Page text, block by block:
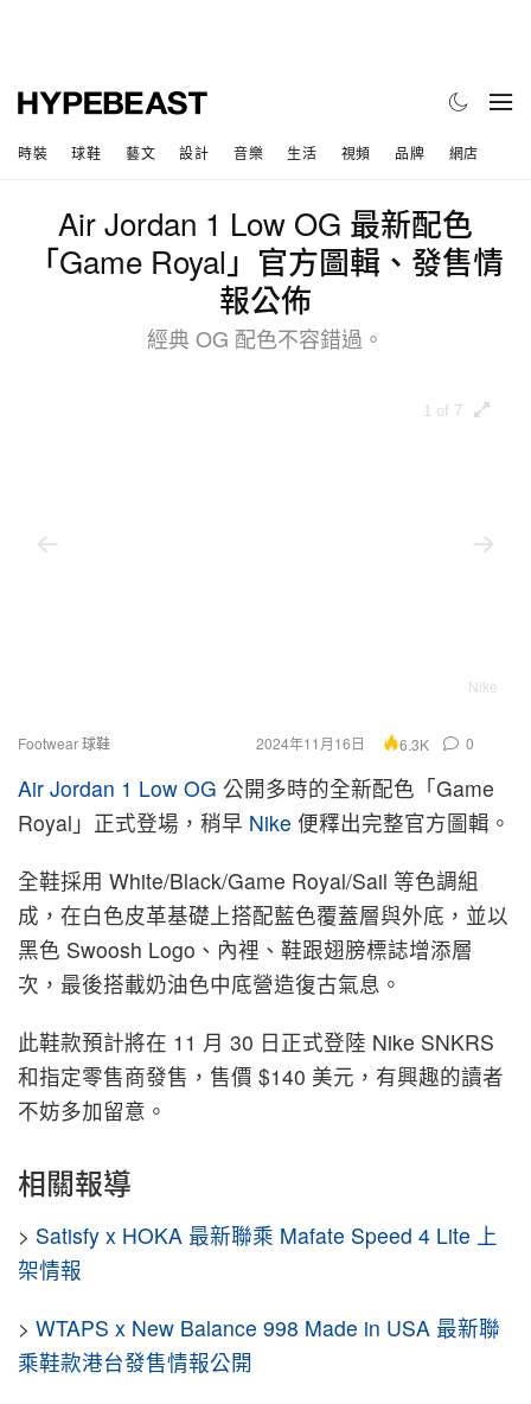
時裝 球鞋 藝文 設計 音樂 生活 視頻 品牌 網店
Air Jordan 1 Low OG 最新配色
「Game Royal」官方圖輯、發售情
報公佈
經典 OG 配色不容錯過。
1 of 7
Nike
Footwear 球鞋 2024年11月16日 6.3K 0
Air Jordan 1 Low OG 公開多時的全新配色「Game
Royal」正式登場，稍早 Nike 便釋出完整官方圖輯。
全鞋採用 White/Black/Game Royal/Sail 等色調組
成，在白色皮革基礎上搭配藍色覆蓋層與外底，並以
黑色 Swoosh Logo、內裡、鞋跟翅膀標誌增添層
次，最後搭載奶油色中底營造復古氣息。
此鞋款預計將在 11 月 30 日正式登陸 Nike SNKRS
和指定零售商發售，售價 $140 美元，有興趣的讀者
不妨多加留意。
相關報導
> Satisfy x HOKA 最新聯乘 Mafate Speed 4 Lite 上
架情報
> WTAPS x New Balance 998 Made in USA 最新聯
乘鞋款港台發售情報公開